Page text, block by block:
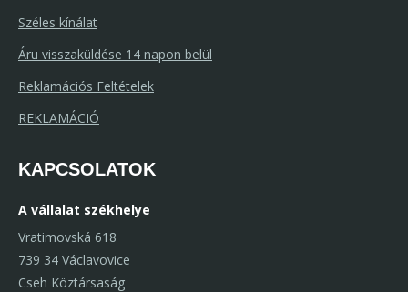
Széles kínálat
Áru visszaküldése 14 napon belül
Reklamációs Feltételek
REKLAMÁCIÓ
KAPCSOLATOK
A vállalat székhelye
Vratimovská 618
739 34 Václavovice
Cseh Köztársaság